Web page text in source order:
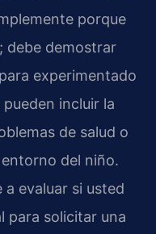
porque
debe demostrar
experimentado
incluir la
de salud o
del niño.
evaluar si usted
para solicitar una